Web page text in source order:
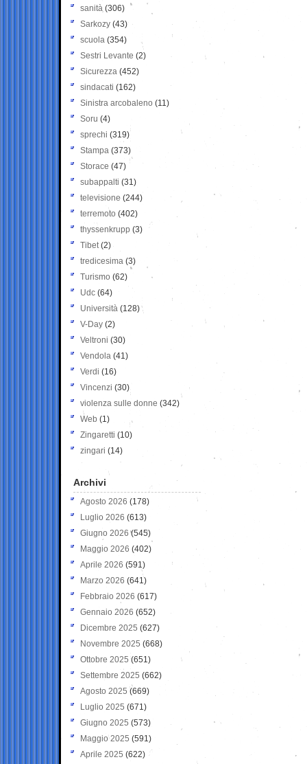
sanità (306)
Sarkozy (43)
scuola (354)
Sestri Levante (2)
Sicurezza (452)
sindacati (162)
Sinistra arcobaleno (11)
Soru (4)
sprechi (319)
Stampa (373)
Storace (47)
subappalti (31)
televisione(244)
terremoto (402)
thyssenkrupp (3)
Tibet(2)
tredicesima (3)
Turismo (62)
Udc (64)
Università (128)
V-Day (2)
Veltroni (30)
Vendola (41)
Verdi (16)
Vincenzi (30)
violenza sulle donne (342)
Web (1)
Zingaretti (10)
zingari (14)
Archivi
Agosto 2026 (178)
Luglio 2026 (613)
Giugno 2026 (545)
Maggio 2026 (402)
Aprile 2026 (591)
Marzo 2026 (641)
Febbraio 2026 (617)
Gennaio 2026 (652)
Dicembre 2025 (627)
Novembre 2025 (668)
Ottobre 2025 (651)
Settembre 2025 (662)
Agosto 2025 (669)
Luglio 2025 (671)
Giugno 2025 (573)
Maggio 2025 (591)
Aprile 2025 (622)